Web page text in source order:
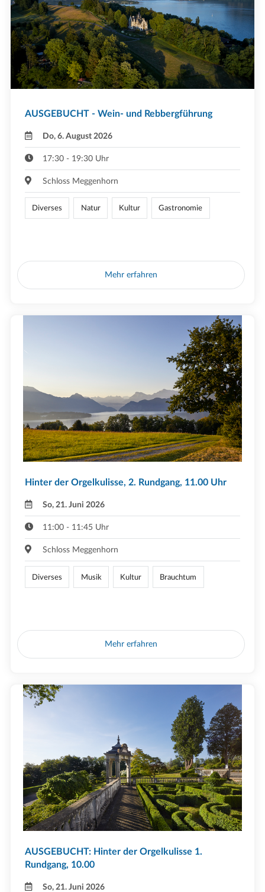
AUSGEBUCHT - Wein- und Rebbergführung
Do, 6. August 2026
17:30 - 19:30 Uhr
Schloss Meggenhorn
Diverses Natur Kultur Gastronomie
Mehr erfahren
Hinter der Orgelkulisse, 2. Rundgang, 11.00 Uhr
So, 21. Juni 2026
11:00 - 11:45 Uhr
Schloss Meggenhorn
Diverses Musik Kultur Brauchtum
Mehr erfahren
AUSGEBUCHT: Hinter der Orgelkulisse 1.
Rundgang, 10.00
So, 21. Juni 2026